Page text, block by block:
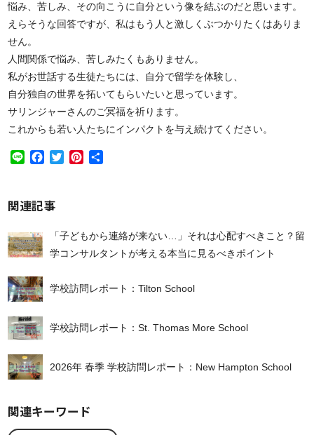
悩み、苦しみ、その向こうに自分という像を結ぶのだと思います。
えらそうな回答ですが、私はもう人と激しくぶつかりたくはありま
せん。
人間関係で悩み、苦しみたくもありません。
私がお世話する生徒たちには、自分で留学を体験し、
自分独自の世界を拓いてもらいたいと思っています。
サリンジャーさんのご冥福を祈ります。
これからも若い人たちにインパクトを与え続けてください。
Line Facebook
TwitterPinterest
関連記事
「子どもから連絡が来ない…」それは心配すべきこと？留
学コンサルタントが考える本当に見るべきポイント
学校訪問レポート：Tilton School
学校訪問レポート：St. Thomas More School
2026年 春季 学校訪問レポート：New Hampton School
関連キーワード